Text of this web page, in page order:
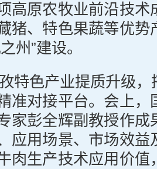
高原农牧业前沿技术
猪、特色果蔬等优势
州”建设。
特色产业提质升级
准对接平台。会上，
家彭全辉副教授作成
应用场景、市场效益
肉生产技术应用价值